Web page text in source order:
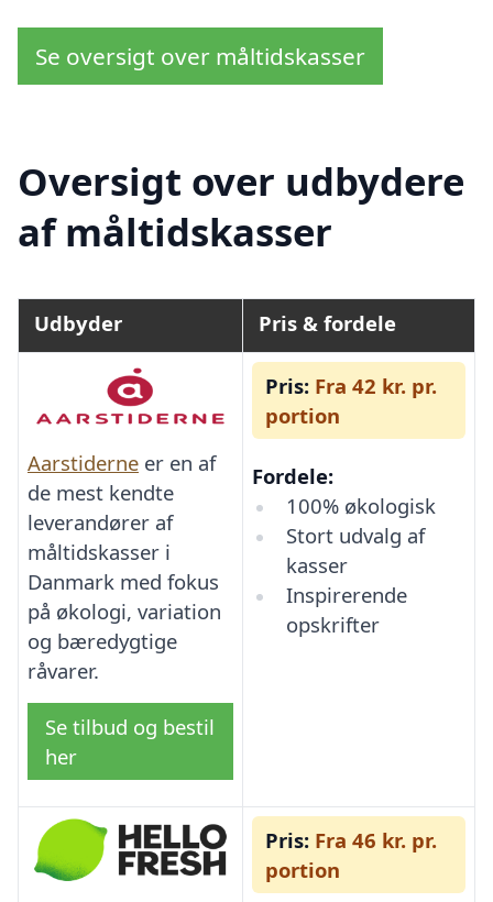
Se oversigt over måltidskasser
Oversigt over udbydere
af måltidskasser
Udbyder Pris & fordele
Aarstiderne er en af
de mest kendte
leverandører af
måltidskasser i
Danmark med fokus
på økologi, variation
og bæredygtige
råvarer.
Se tilbud og bestil
her
Pris: Fra 42 kr. pr.
portion
Fordele:
100% økologisk
Stort udvalg af
kasser
Inspirerende
opskrifter
Pris: Fra 46 kr. pr.
portion